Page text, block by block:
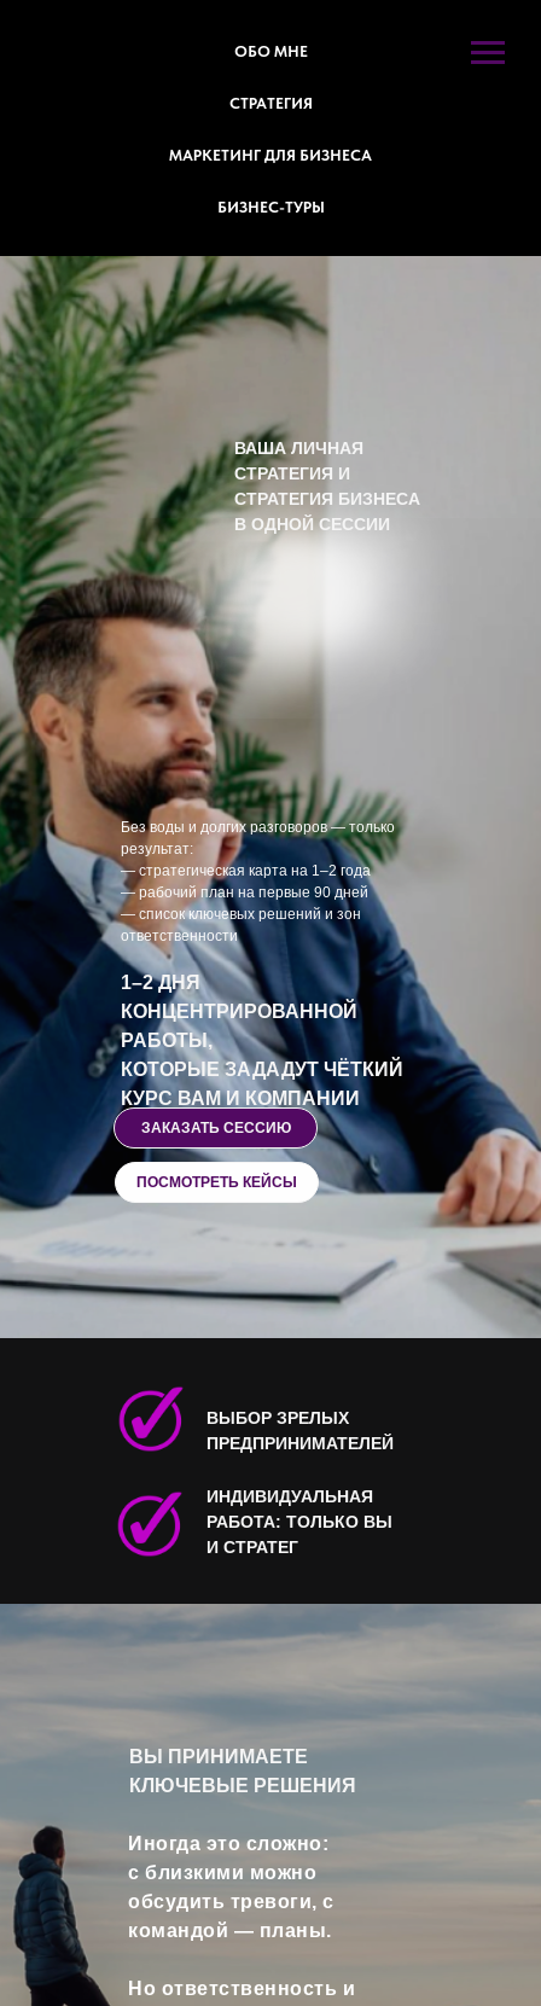
ОБО МНЕ
СТРАТЕГИЯ
МАРКЕТИНГ ДЛЯ БИЗНЕСА
БИЗНЕС-ТУРЫ
Без воды и долгих разговоров — только
результат:
— стратегическая карта на 1–2 года
— рабочий план на первые 90 дней
— список ключевых решений и зон
ответственности
ВАША ЛИЧНАЯ
СТРАТЕГИЯ И
СТРАТЕГИЯ БИЗНЕСА
В ОДНОЙ СЕССИИ
1–2 ДНЯ
КОНЦЕНТРИРОВАННОЙ
РАБОТЫ,
КОТОРЫЕ ЗАДАДУТ ЧЁТКИЙ
КУРС ВАМ И КОМПАНИИ
ПОСМОТРЕТЬ КЕЙСЫ
ЗАКАЗАТЬ СЕССИЮ
ВЫБОР ЗРЕЛЫХ
ПРЕДПРИНИМАТЕЛЕЙ
ИНДИВИДУАЛЬНАЯ
РАБОТА: ТОЛЬКО ВЫ
И СТРАТЕГ
ВЫ ПРИНИМАЕТЕ
КЛЮЧЕВЫЕ РЕШЕНИЯ
Иногда это сложно:
с близкими можно
обсудить тревоги, с
командой — планы.
Но ответственность и